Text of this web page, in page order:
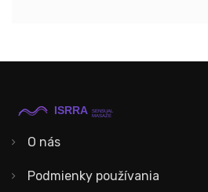
O nás
Podmienky používania